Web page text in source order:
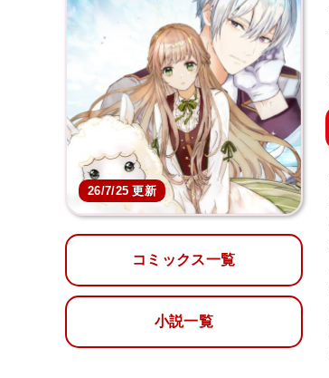
26/7/25 更新
コミックス一覧
小説一覧